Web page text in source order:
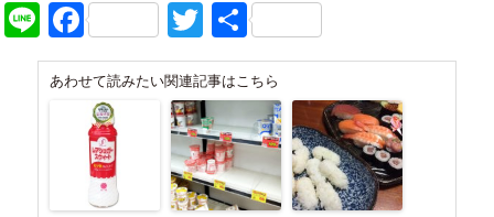
LineFacebookTwitter
共
有
あわせて読みたい関連記事はこちら